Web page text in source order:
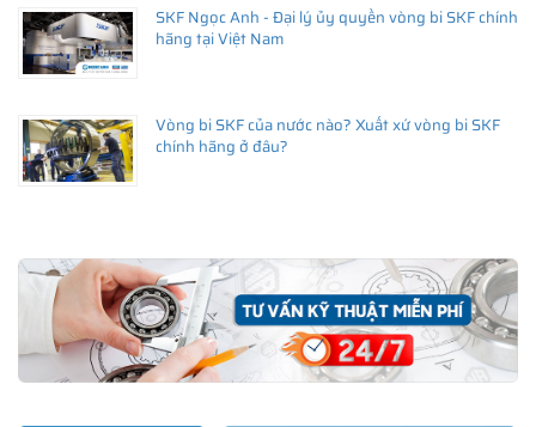
SKF Ngọc Anh - Đại lý ủy quyền vòng bi SKF chính
hãng tại Việt Nam
Vòng bi SKF của nước nào? Xuất xứ vòng bi SKF
chính hãng ở đâu?